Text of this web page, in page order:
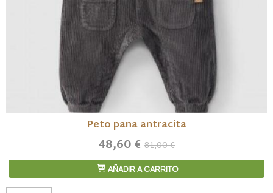
Peto pana antracita
48,60 € 81,00 €
AÑADIR A CARRITO